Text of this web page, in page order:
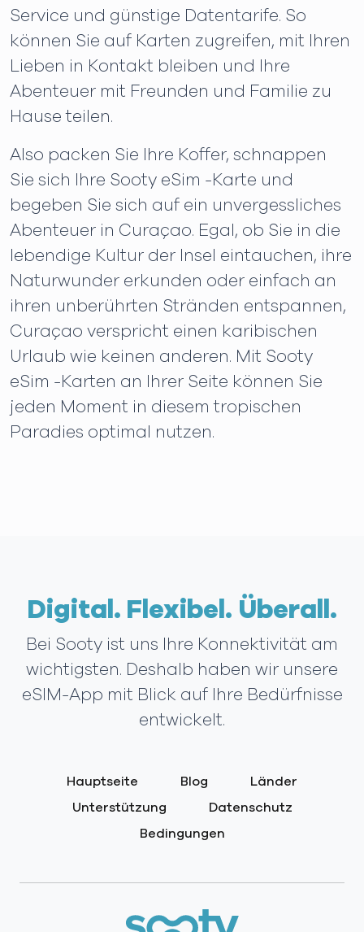
Service und günstige Datentarife. So
können Sie auf Karten zugreifen, mit Ihren
Lieben in Kontakt bleiben und Ihre
Abenteuer mit Freunden und Familie zu
Hause teilen.
Also packen Sie Ihre Koffer, schnappen
Sie sich Ihre Sooty eSim -Karte und
begeben Sie sich auf ein unvergessliches
Abenteuer in Curaçao. Egal, ob Sie in die
lebendige Kultur der Insel eintauchen, ihre
Naturwunder erkunden oder einfach an
ihren unberührten Stränden entspannen,
Curaçao verspricht einen karibischen
Urlaub wie keinen anderen. Mit Sooty
eSim -Karten an Ihrer Seite können Sie
jeden Moment in diesem tropischen
Paradies optimal nutzen.
Digital. Flexibel. Überall.
Bei Sooty ist uns Ihre Konnektivität am
wichtigsten. Deshalb haben wir unsere
eSIM-App mit Blick auf Ihre Bedürfnisse
entwickelt.
Hauptseite Blog
Länder
Unterstützung
Datenschutz
Bedingungen